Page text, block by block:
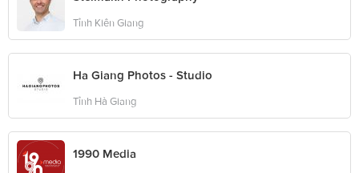
Tỉnh Kiên Giang
Ha Giang Photos - Studio
Tỉnh Hà Giang
1990 Media